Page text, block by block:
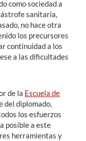
como sociedad a
sanitaria,
no hace otra
los precursores
continuidad a los
a las dificultades
de la Escuela de
del diplomado,
los esfuerzos
posible a este
herramientas y